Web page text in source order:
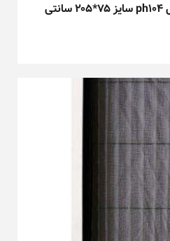
توری درب و پنجره ابروند مدل ph104 سایز ۷۵*۲۰۵ سانتی